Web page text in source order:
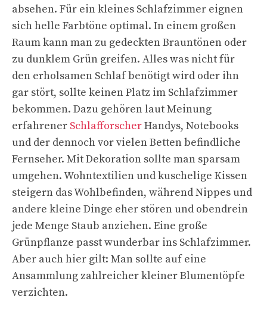
absehen. Für ein kleines Schlafzimmer eignen
sich helle Farbtöne optimal. In einem großen
Raum kann man zu gedeckten Brauntönen oder
zu dunklem Grün greifen. Alles was nicht für
den erholsamen Schlaf benötigt wird oder ihn
gar stört, sollte keinen Platz im Schlafzimmer
bekommen. Dazu gehören laut Meinung
erfahrener SchlafforscherHandys, Notebooks
und der dennoch vor vielen Betten befindliche
Fernseher. Mit Dekoration sollte man sparsam
umgehen. Wohntextilien und kuschelige Kissen
steigern das Wohlbefinden, während Nippes und
andere kleine Dinge eher stören und obendrein
jede Menge Staub anziehen. Eine große
Grünpflanze passt wunderbar ins Schlafzimmer.
Aber auch hier gilt: Man sollte auf eine
Ansammlung zahlreicher kleiner Blumentöpfe
verzichten.